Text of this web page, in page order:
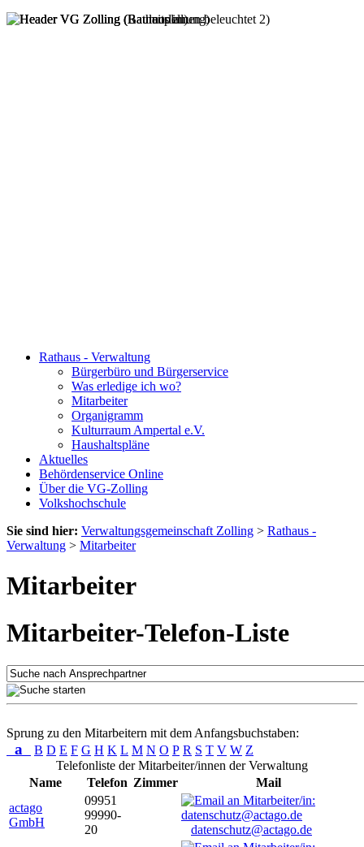
Rathaus - Verwaltung
Bürgerbüro und Bürgerservice
Was erledige ich wo?
Mitarbeiter
Organigramm
Kulturraum Ampertal e.V.
Haushaltspläne
Aktuelles
Behördenservice Online
Über die VG-Zolling
Volkshochschule
Sie sind hier: Verwaltungsgemeinschaft Zolling > Rathaus -
Verwaltung > Mitarbeiter
Mitarbeiter
Mitarbeiter-Telefon-Liste
Sprung zu den Mitarbeitern mit dem Anfangsbuchstaben:
a B D E F G H K L M N O P R S T V W Z
Telefonliste der Mitarbeiter/innen der Verwaltung
Name
Telefon Zimmer
Mail
actago
GmbH
09951
99990-
20
datenschutz@actago.de